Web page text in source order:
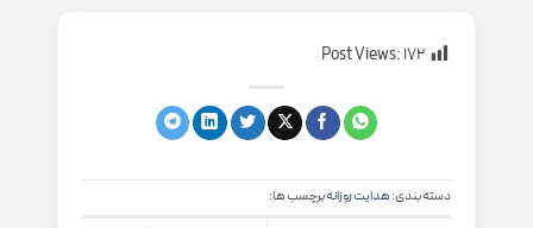
Post Views:172
دسته بندی:هدایت روزانهبرچسب ها: